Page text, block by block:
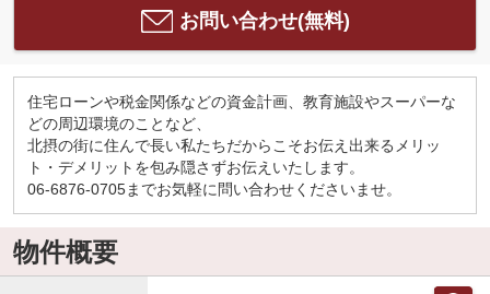
お問い合わせ(無料)
住宅ローンや税金関係などの資金計画、教育施設やスーパーな
どの周辺環境のことなど、
北摂の街に住んで長い私たちだからこそお伝え出来るメリッ
ト・デメリットを包み隠さずお伝えいたします。
06-6876-0705までお気軽に問い合わせくださいませ。
物件概要